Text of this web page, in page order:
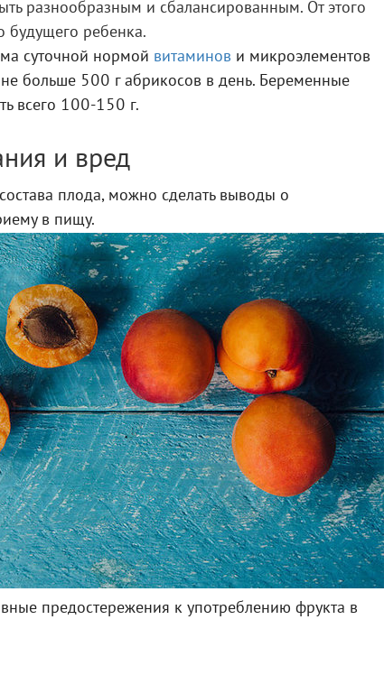
разнообразным и сбалансированным. От этого
будущего ребенка.
суточной нормой витаминов и микроэлементов
не больше 500 г абрикосов в день. Беременные
всего 100-150 г.
и вред
плода, можно сделать выводы о
в пищу.
предостережения к употреблению фрукта в